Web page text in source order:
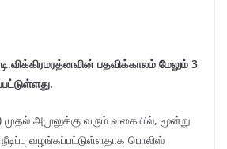
பதவிக்காலம் மேலும் 3
முதல் அமுலுக்கு வரும் வகையில், மூன்று
வழங்கப்பட்டுள்ளதாக பொலிஸ்